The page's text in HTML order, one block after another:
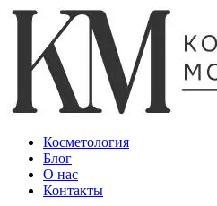
Косметология
Блог
О нас
Контакты